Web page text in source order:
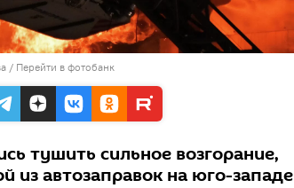
/ Перейти в фотобанк
тушить сильное возгорание,
из автозаправок на юго-западе